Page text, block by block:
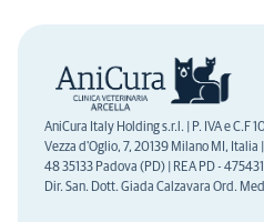
AniCura Italy Holding s.r.l. | P. IVA e C.F
Vezza d'Oglio, 7, 20139 Milano MI, Italia
48 35133 Padova (PD) | REA PD -
Dir. San. Dott. Giada Calzavara Ord.